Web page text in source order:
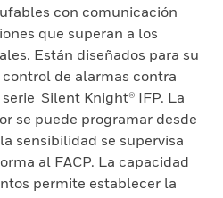
con comunicación
que superan a los
Están diseñados para su
de alarmas contra
Silent Knight® IFP. La
se puede programar desde
sensibilidad se supervisa
al FACP. La capacidad
permite establecer la